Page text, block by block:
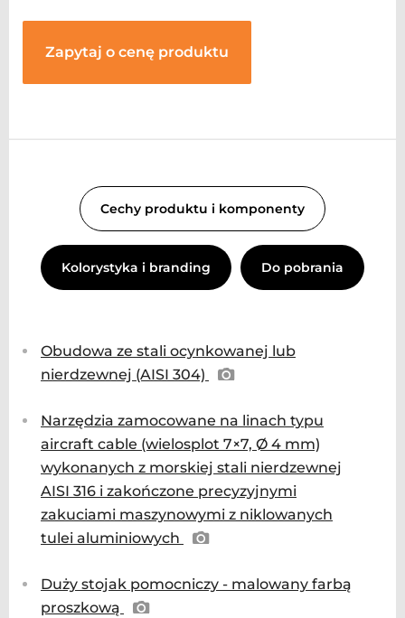
Zapytaj o cenę produktu
Cechy produktu i komponenty
Kolorystyka i branding Do pobrania
Obudowa ze stali ocynkowanej lub
nierdzewnej (AISI 304)
Narzędzia zamocowane na linach typu
aircraft cable (wielosplot 7×7, Ø 4 mm)
wykonanych z morskiej stali nierdzewnej
AISI 316 i zakończone precyzyjnymi
zakuciami maszynowymi z niklowanych
tulei aluminiowych
Duży stojak pomocniczy - malowany farbą
proszkową